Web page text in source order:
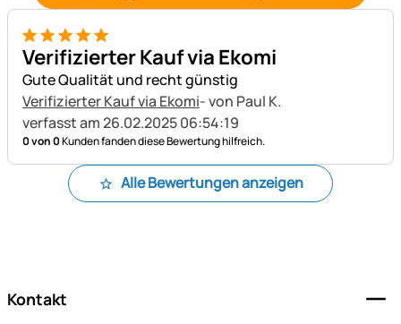
5 von 5
Verifizierter Kauf via Ekomi
Gute Qualität und recht günstig
Verifizierter Kauf via Ekomi- von Paul K.
verfasst am 26.02.2025 06:54:19
0 von 0Kunden fanden diese Bewertung hilfreich.
Alle Bewertungen anzeigen
Kontakt